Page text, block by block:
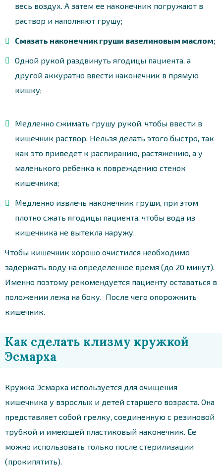
весь воздух. А затем ее наконечник погружают в
раствор и наполняют грушу;
Смазать наконечник груши вазелиновым маслом;
Одной рукой раздвинуть ягодицы пациента, а
другой аккуратно ввести наконечник в прямую
кишку;
Медленно сжимать грушу рукой, чтобы ввести в
кишечник раствор. Нельзя делать этого быстро, так
как это приведет к распиранию, растяжению, а у
маленького ребенка к повреждению стенок
кишечника;
Медленно извлечь наконечник груши, при этом
плотно сжать ягодицы пациента, чтобы вода из
кишечника не вытекла наружу.
Чтобы кишечник хорошо очистился необходимо
задержать воду на определенное время (до 20 минут).
Именно поэтому рекомендуется пациенту оставаться в
положении лежа на боку. После чего опорожнить
кишечник.
Как сделать клизму кружкой
Эсмарха
Кружка Эсмарха используется для очищения
кишечника у взрослых и детей старшего возраста. Она
представляет собой грелку, соединенную с резиновой
трубкой и имеющей пластиковый наконечник. Ее
можно использовать только после стерилизации
(прокипятить).